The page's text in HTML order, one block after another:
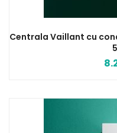
Centrala Vaillant cu